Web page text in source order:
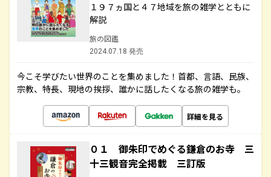
１９７ヵ国と４７地域を旅の雑学とともに
解説
旅の図鑑
2024.07.18 発売
今こそ学びたい世界のことを集めました！首都、言語、民族、
宗教、特長、現地の挨拶、誰かに話したくなる旅の雑学も。
詳細を見る
０１ 御朱印でめぐる鎌倉のお寺 三
十三観音完全掲載 三訂版